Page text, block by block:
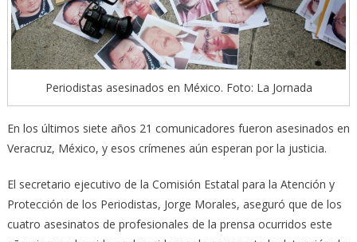
Periodistas asesinados en México. Foto: La Jornada
En los últimos siete años 21 comunicadores fueron asesinados en
Veracruz, México, y esos crímenes aún esperan por la justicia.
El secretario ejecutivo de la Comisión Estatal para la Atención y
Protección de los Periodistas, Jorge Morales, aseguró que de los
cuatro asesinatos de profesionales de la prensa ocurridos este